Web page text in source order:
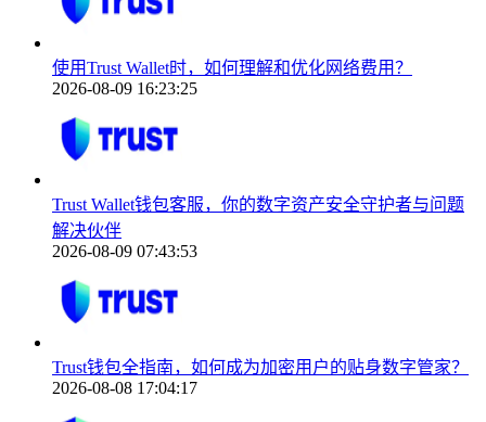
使用Trust Wallet时，如何理解和优化网络费用？
2026-08-09 16:23:25
Trust Wallet钱包客服，你的数字资产安全守护者与问题
解决伙伴
2026-08-09 07:43:53
Trust钱包全指南，如何成为加密用户的贴身数字管家？
2026-08-08 17:04:17